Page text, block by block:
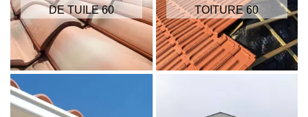
DE TUILE 60
TOITURE 60